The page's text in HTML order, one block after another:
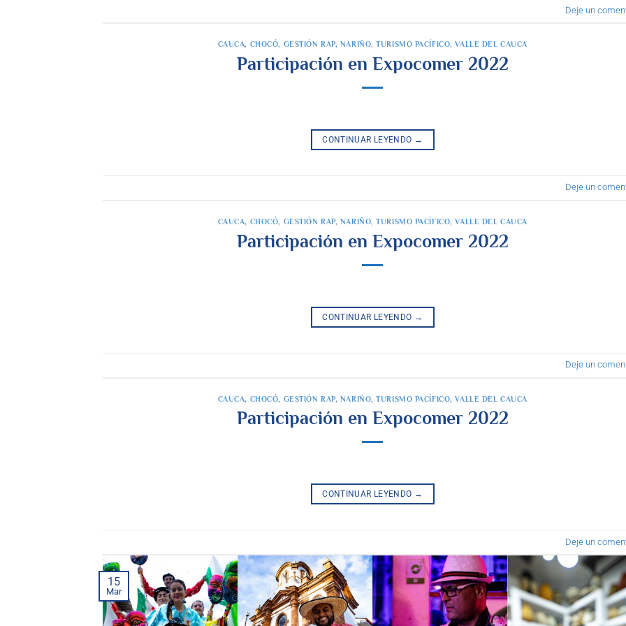
Deje un
CAUCA, CHOCÓ, GESTIÓN RAP, NARIÑO,TURISMO PACÍFICO,VALLE DEL CAUCA
Participación en Expocomer 2022
CONTINUAR LEYENDO →
Deje un
CAUCA, CHOCÓ, GESTIÓN RAP, NARIÑO,TURISMO PACÍFICO,VALLE DEL CAUCA
Participación en Expocomer 2022
CONTINUAR LEYENDO →
Deje un
CAUCA, CHOCÓ, GESTIÓN RAP, NARIÑO,TURISMO PACÍFICO,VALLE DEL CAUCA
Participación en Expocomer 2022
CONTINUAR LEYENDO →
Deje un
15
Mar